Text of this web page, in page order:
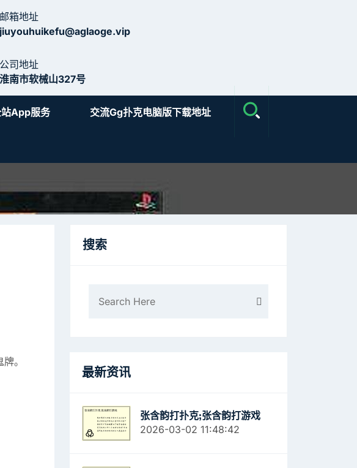
邮箱地址
jiuyouhuikefu@aglaoge.vip
公司地址
淮南市软械山327号
app服务 交流gg扑克电脑版下载地址
。
搜索
最新资讯
张含韵打扑克;张含韵打游戏
2026-03-02 11:48:42